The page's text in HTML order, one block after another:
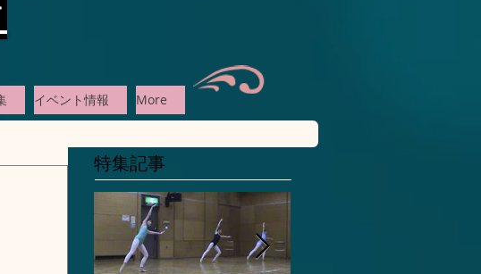
イベント情報 More
特集記事